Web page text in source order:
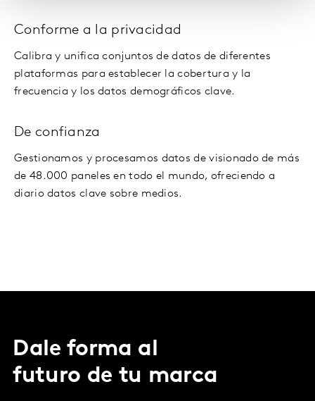
Conforme a la privacidad
Calibra y unifica conjuntos de datos de diferentes
plataformas para establecer la cobertura y la
frecuencia y los datos demográficos clave.
De confianza
Gestionamos y procesamos datos de visionado de más
de 48.000 paneles en todo el mundo, ofreciendo a
diario datos clave sobre medios.
Dale forma al
futuro de tu marca